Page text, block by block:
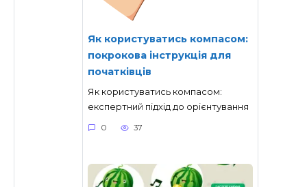
Як користуватись компасом:
покрокова інструкція для
початківців
Як користуватись компасом:
експертний підхід до орієнтування
0 37